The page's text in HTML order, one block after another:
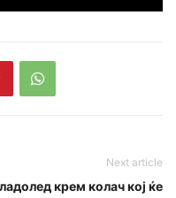
Next article
крем колач кој ќе